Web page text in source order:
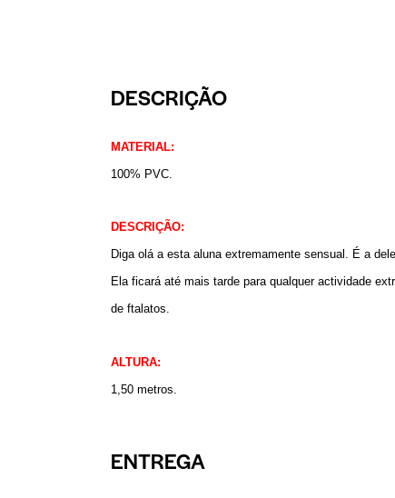
DESCRIÇÃO
MATERIAL:
100% PVC.
DESCRIÇÃO:
Diga olá a esta aluna extremamente sensual. É a
Ela ficará até mais tarde para qualquer actividade
de ftalatos.
ALTURA:
1,50 metros.
ENTREGA